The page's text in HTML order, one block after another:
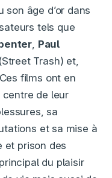
âge d’or dans
tels que
Paul
(Street Trash) et,
films ont en
de leur
sa
et sa mise à
et prison des
du plaisir